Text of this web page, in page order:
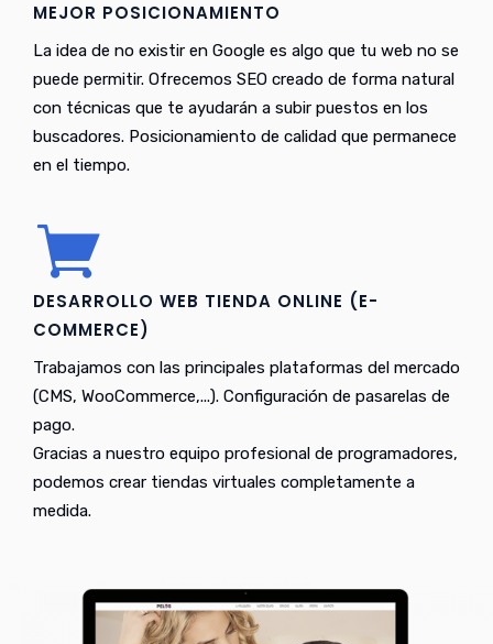
MEJOR POSICIONAMIENTO
La idea de no existir en Google es algo que tu web no se
puede permitir. Ofrecemos SEO creado de forma natural
con técnicas que te ayudarán a subir puestos en los
buscadores. Posicionamiento de calidad que permanece
en el tiempo.
DESARROLLO WEB TIENDA ONLINE (E-
COMMERCE)
Trabajamos con las principales plataformas del mercado
(CMS, WooCommerce,...). Configuración de pasarelas de
pago.
Gracias a nuestro equipo profesional de programadores,
podemos crear tiendas virtuales completamente a
medida.